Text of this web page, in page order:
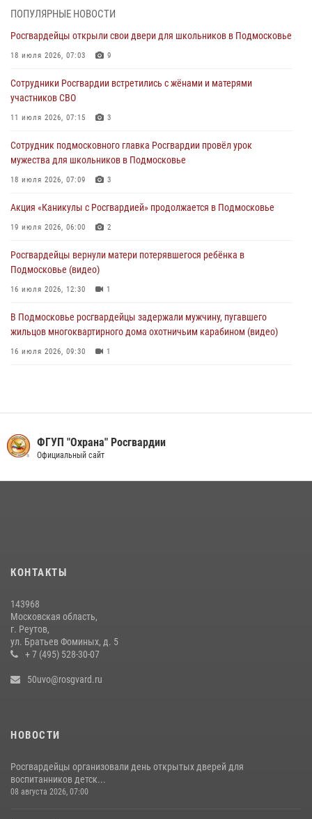
Росгвардейцы пресекли кражу из супермаркета в Подмосковье
03 августа 2026, 15:26
«семейным подрядом» в Подмосковье (видео)
03 августа 2026, 14:57
крупную сумму в Подмосковье
31 июля 2026, 14:00
действиях в Подмосковье (видео)
31 июля 2026, 09:30 1
ПОПУЛЯРНЫЕ НОВОСТИ
Росгвардейцы открыли свои двери для школьников в Подмосковье
18 июля 2026, 07:03 9
Сотрудники Росгвардии встретились с жёнами и матерями
участников СВО
11 июля 2026, 07:15 3
Сотрудник подмосковного главка Росгвардии провёл урок
мужества для школьников в Подмосковье
18 июля 2026, 07:09 3
Акция «Каникулы с Росгвардией» продолжается в Подмосковье
19 июля 2026, 06:00 2
Росгвардейцы вернули матери потерявшегося ребёнка в
Подмосковье (видео)
16 июля 2026, 12:30 1
В Подмосковье росгвардейцы задержали мужчину, пугавшего
жильцов многоквартирного дома охотничьим карабином (видео)
16 июля 2026, 09:30 1
31 июля 2026, 14:00
Росгвардейцы пресекли кражу на крупную сумму с охраняемого
объекта в Подмосковье (видео)
14 июля 2026, 14:41
ФГУП "Охрана" Росгвардии
Официальный сайт
КОНТАКТЫ
143968
Московская область,
г. Реутов,
ул. Братьев Фоминых, д. 5
+ 7 (495) 528-30-07
50uvo@rosgvard.ru
НОВОСТИ
Росгвардейцы организовали день открытых дверей для
воспитанников детск...
08 августа 2026, 07:00